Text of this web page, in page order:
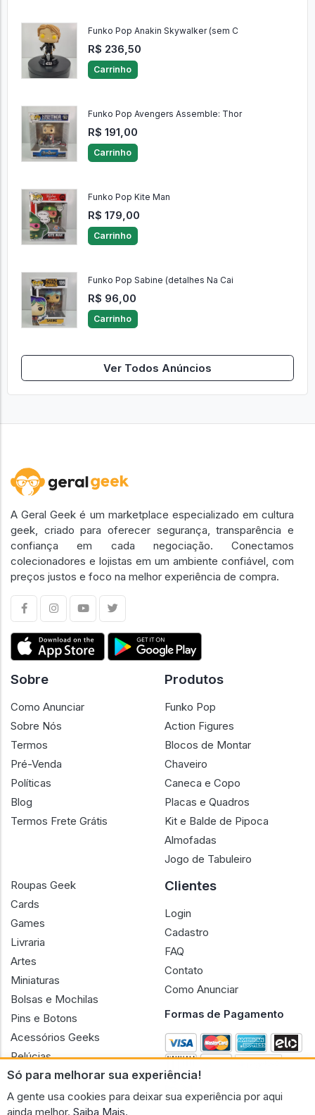
Funko Pop Anakin Skywalker (sem C
R$ 236,50
Carrinho
Funko Pop Avengers Assemble: Thor
R$ 191,00
Carrinho
Funko Pop Kite Man
R$ 179,00
Carrinho
Funko Pop Sabine (detalhes Na Cai
R$ 96,00
Carrinho
Ver Todos Anúncios
Só para melhorar sua experiência!
A gente usa cookies para deixar sua experiência por aqui
ainda melhor. Saiba Mais.
A Geral Geek é um marketplace especializado em cultura
geek, criado para oferecer segurança, transparência e
confiança em cada negociação. Conectamos
colecionadores e lojistas em um ambiente confiável, com
preços justos e foco na melhor experiência de compra.
Sobre
Como Anunciar
Sobre Nós
Termos
Pré-Venda
Políticas
Blog
Termos Frete Grátis
Produtos
Funko Pop
Action Figures
Blocos de Montar
Chaveiro
Caneca e Copo
Placas e Quadros
Kit e Balde de Pipoca
Almofadas
Jogo de Tabuleiro
Roupas Geek
Cards
Games
Livraria
Artes
Miniaturas
Bolsas e Mochilas
Pins e Botons
Acessórios Geeks
Pelúcias
Bonecas
Clientes
Login
Cadastro
FAQ
Contato
Como Anunciar
Formas de Pagamento